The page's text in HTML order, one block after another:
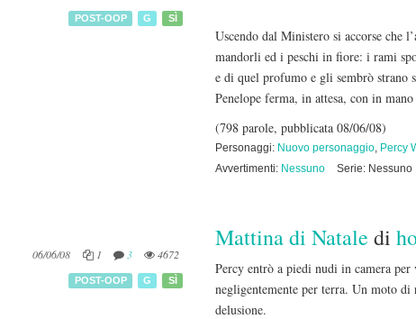
POST-OOP G SÌ
Uscendo dal Ministero si accorse che
mandorli ed i peschi in fiore: i rami
e di quel profumo e gli sembrò strano
Penelope ferma, in attesa, con in
(798 parole, pubblicata 08/06/08)
Personaggi: Nuovo personaggio, Percy
Avvertimenti: Nessuno Serie: Nessuno
06/06/08 1 3 4672
POST-OOP G SÌ
Mattina di Natale di
Percy entrò a piedi nudi in camera
negligentemente per terra. Un moto
delusione.